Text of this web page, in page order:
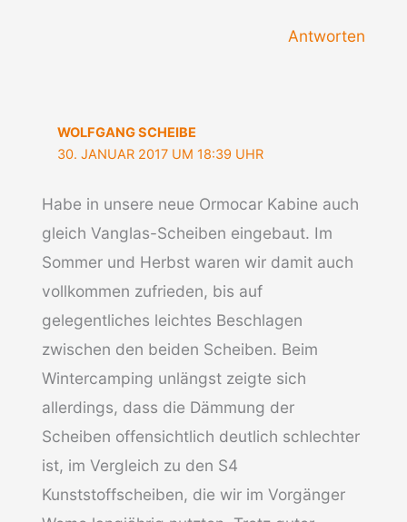
Antworten
WOLFGANG SCHEIBE
30. JANUAR 2017 UM 18:39 UHR
Habe in unsere neue Ormocar Kabine auch
gleich Vanglas-Scheiben eingebaut. Im
Sommer und Herbst waren wir damit auch
vollkommen zufrieden, bis auf
gelegentliches leichtes Beschlagen
zwischen den beiden Scheiben. Beim
Wintercamping unlängst zeigte sich
allerdings, dass die Dämmung der
Scheiben offensichtlich deutlich schlechter
ist, im Vergleich zu den S4
Kunststoffscheiben, die wir im Vorgänger